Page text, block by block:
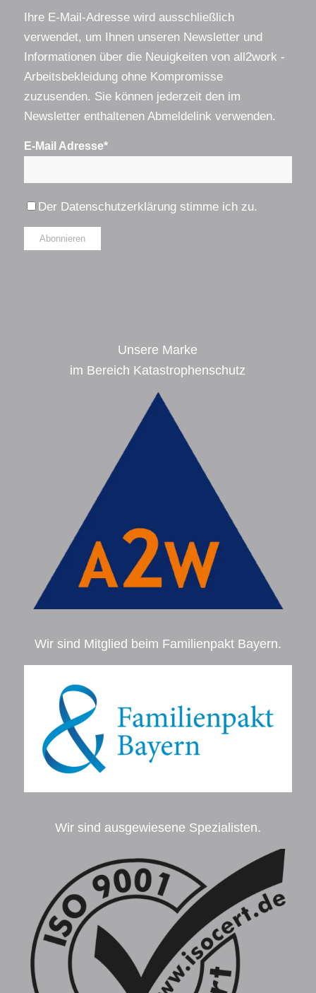
Ihre E-Mail-Adresse wird ausschließlich
verwendet, um Ihnen unseren Newsletter und
Informationen über die Neuigkeiten von all2work -
Arbeitsbekleidung ohne Kompromisse
zuzusenden. Sie können jederzeit den im
Newsletter enthaltenen Abmeldelink verwenden.
E-Mail Adresse*
Der Datenschutzerklärungstimme ich zu.
Unsere Marke
im Bereich Katastrophenschutz
Wir sind Mitglied beim Familienpakt Bayern.
Wir sind ausgewiesene Spezialisten.